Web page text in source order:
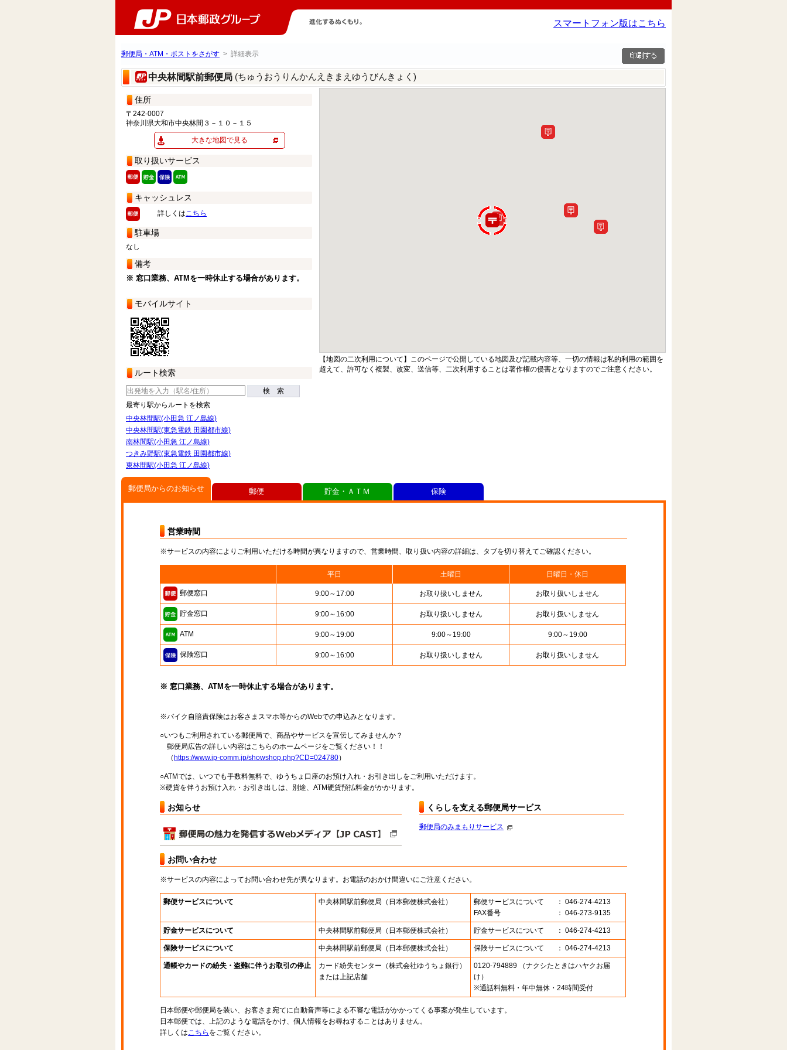
スマートフォン版はこちら
郵便局・ATM・ポストをさがす > 詳細表示
中央林間駅前郵便局 (ちゅうおうりんかんえきまえゆうびんきょく)
住所
〒242-0007
神奈川県大和市中央林間３－１０－１５
大きな地図で見る
取り扱いサービス
キャッシュレス
詳しくはこちら
駐車場
なし
備考
※ 窓口業務、ATMを一時休止する場合があります。
モバイルサイト
ルート検索
検 索
最寄り駅からルートを検索
中央林間駅(小田急 江ノ島線)
中央林間駅(東急電鉄 田園都市線)
南林間駅(小田急 江ノ島線)
つきみ野駅(東急電鉄 田園都市線)
東林間駅(小田急 江ノ島線)
【地図の二次利用について】このページで公開している地図及び記載内容等、一切の情報は私的利用の範囲を
超えて、許可なく複製、改変、送信等、二次利用することは著作権の侵害となりますのでご注意ください。
郵便局からのお知らせ
営業時間
※サービスの内容によりご利用いただける時間が異なりますので、営業時間、取り扱い内容の詳細は、タブを切り替えてご確認ください。
平日 土曜日 日曜日・休日
郵便窓口 9:00～17:00 お取り扱いしません お取り扱いしません
貯金窓口 9:00～16:00 お取り扱いしません お取り扱いしません
ATM 9:00～19:00 9:00～19:00 9:00～19:00
保険窓口 9:00～16:00 お取り扱いしません お取り扱いしません
※ 窓口業務、ATMを一時休止する場合があります。
※バイク自賠責保険はお客さまスマホ等からのWebでの申込みとなります。
○いつもご利用されている郵便局で、商品やサービスを宣伝してみませんか？
郵便局広告の詳しい内容はこちらのホームページをご覧ください！！
（ https://www.jp-comm.jp/showshop.php?CD=024780）
○ATMでは、いつでも手数料無料で、ゆうちょ口座のお預け入れ・お引き出しをご利用いただけます。
※硬貨を伴うお預け入れ・お引き出しは、別途、ATM硬貨預払料金がかかります。
お知らせ くらしを支える郵便局サービス
郵便局のみまもりサービス
お問い合わせ
※サービスの内容によってお問い合わせ先が異なります。お電話のおかけ間違いにご注意ください。
郵便サービスについて 中央林間駅前郵便局 （日本郵便株式会社） 郵便サービスについて
： 046-274-4213
FAX番号
： 046-273-9135
貯金サービスについて 中央林間駅前郵便局 （日本郵便株式会社） 貯金サービスについて ： 046-274-4213
保険サービスについて 中央林間駅前郵便局 （日本郵便株式会社） 保険サービスについて ： 046-274-4213
通帳やカードの紛失・盗難に伴うお取引の停止 カード紛失センター （株式会社ゆうちょ銀行）
または上記店舗
0120-794889 （ナクシたときはハヤクお届
け）
※通話料無料・年中無休・24時間受付
日本郵便や郵便局を装い、お客さま宛てに自動音声等による不審な電話がかかってくる事案が発生しています。
日本郵便では、上記のような電話をかけ、個人情報をお尋ねすることはありません。
詳しくはこちら をご覧ください。
郵便 貯金・ＡＴＭ 保険